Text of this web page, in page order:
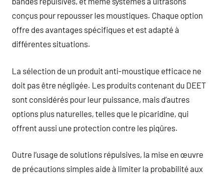
conçus pour repousser les moustiques. Chaque option
offre des avantages spécifiques et est adapté à
différentes situations.
La sélection de un produit anti-moustique efficace ne
doit pas être négligée. Les produits contenant du DEET
sont considérés pour leur puissance, mais d’autres
options plus naturelles, telles que le picaridine, qui
offrent aussi une protection contre les piqûres.
Outre l’usage de solutions répulsives, la mise en œuvre
de précautions simples aide à limiter la probabilité aux